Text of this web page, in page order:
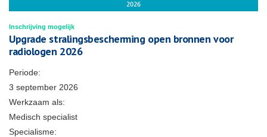
2026
Inschrijving mogelijk
Upgrade stralingsbescherming open bronnen voor
radiologen 2026
Periode:
3 september 2026
Werkzaam als:
Medisch specialist
Specialisme: